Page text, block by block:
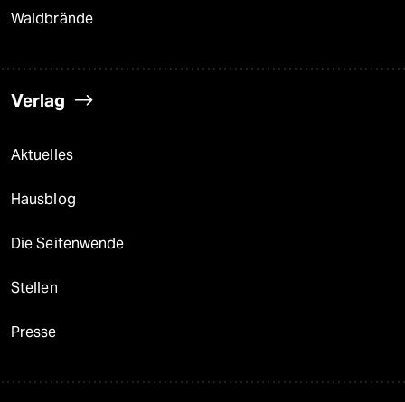
Waldbrände
Verlag
Aktuelles
Hausblog
Die Seitenwende
Stellen
Presse